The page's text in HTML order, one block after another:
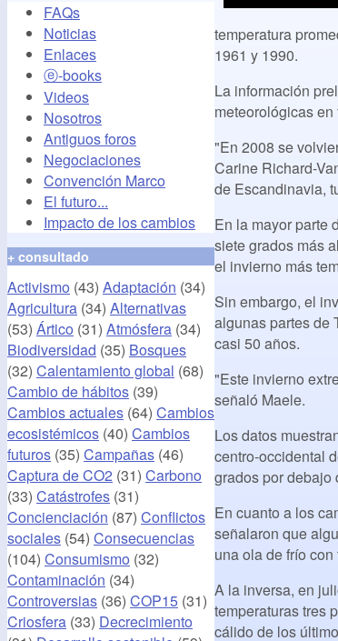
temperatura
1961 y 1990.
La información
meteorológicas
"En 2008 se
Carine Richard-
de Escandinavia,
En la mayor parte
siete grados más
el invierno más
Sin embargo, el
algunas partes de
casi 50 años.
"Este invierno
señaló Maele.
Los datos
centro-occidental
grados por debajo
En cuanto a los
señalaron que
una ola de frío
A la inversa, en
temperaturas tres
cálido de los
FAQs
Noticias
Enlaces
ⓔ-books
Videos
Nosotros
Antiguos foros
Negociaciones
Convención Marco
El futuro...
Impacto de los cambios
+ consultado
Activismo (43) Adaptación (34)
Agricultura (34) Alternativas
(53) Ártico (31) Atmósfera (34)
Biodiversidad (35) Bosques
(32) Calentamiento global (68)
Cambio de hábitos (39)
Cambios actuales (64) Cambios
ecosistémicos (40) Cambios
futuros (35) Campañas (46)
Captura de CO2 (31) Carbono
(33) Catástrofes (31)
Concienciación (87) Conflictos
sociales (54) Consecuencias
(104) Consumismo (32)
Contaminación (34)
Controversias (36) COP15 (31)
Criosfera (33) Decrecimiento